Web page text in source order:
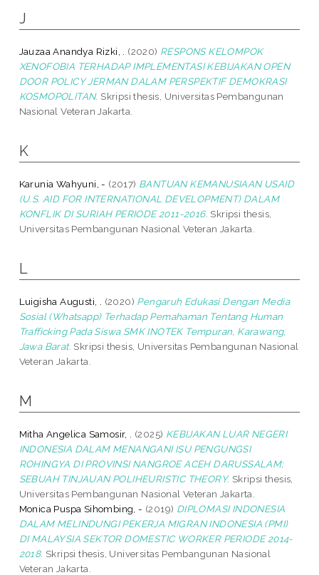
J
Jauzaa Anandya Rizki, . (2020) RESPONS KELOMPOK
XENOFOBIA TERHADAP IMPLEMENTASI KEBIJAKAN OPEN
DOOR POLICY JERMAN DALAM PERSPEKTIF DEMOKRASI
KOSMOPOLITAN. Skripsi thesis, Universitas Pembangunan
Nasional Veteran Jakarta.
K
Karunia Wahyuni, - (2017) BANTUAN KEMANUSIAAN USAID
(U.S. AID FOR INTERNATIONAL DEVELOPMENT) DALAM
KONFLIK DI SURIAH PERIODE 2011-2016. Skripsi thesis,
Universitas Pembangunan Nasional Veteran Jakarta.
L
Luigisha Augusti, . (2020) Pengaruh Edukasi Dengan Media
Sosial (Whatsapp) Terhadap Pemahaman Tentang Human
Trafficking Pada Siswa SMK INOTEK Tempuran, Karawang,
Jawa Barat. Skripsi thesis, Universitas Pembangunan Nasional
Veteran Jakarta.
M
Mitha Angelica Samosir, . (2025) KEBIJAKAN LUAR NEGERI
INDONESIA DALAM MENANGANI ISU PENGUNGSI
ROHINGYA DI PROVINSI NANGROE ACEH DARUSSALAM;
SEBUAH TINJAUAN POLIHEURISTIC THEORY. Skripsi thesis,
Universitas Pembangunan Nasional Veteran Jakarta.
Monica Puspa Sihombing, - (2019) DIPLOMASI INDONESIA
DALAM MELINDUNGI PEKERJA MIGRAN INDONESIA (PMI)
DI MALAYSIA SEKTOR DOMESTIC WORKER PERIODE 2014-
2018. Skripsi thesis, Universitas Pembangunan Nasional
Veteran Jakarta.